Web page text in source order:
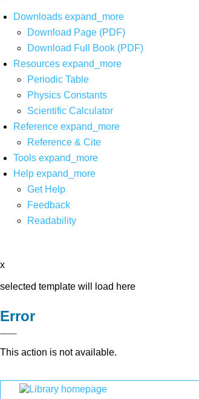
Downloads expand_more
Download Page (PDF)
Download Full Book (PDF)
Resources expand_more
Periodic Table
Physics Constants
Scientific Calculator
Reference expand_more
Reference & Cite
Tools expand_more
Help expand_more
Get Help
Feedback
Readability
x
selected template will load here
Error
This action is not available.